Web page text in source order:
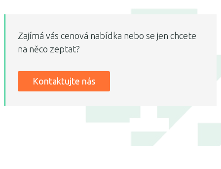
Zajímá vás cenová nabídka nebo se jen chcete
na něco zeptat?
Kontaktujte nás